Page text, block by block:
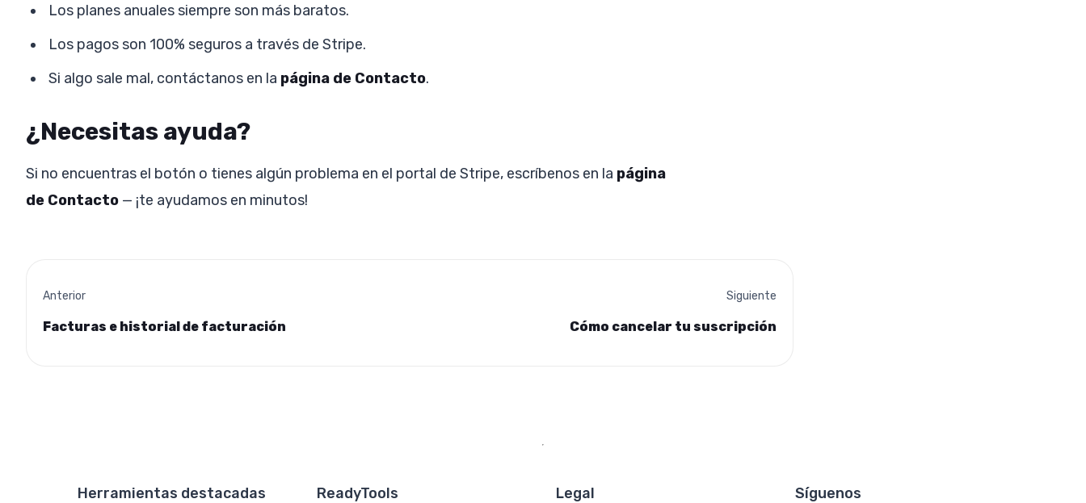
Los planes anuales siempre son más baratos.
Los pagos son 100% seguros a través de Stripe.
Si algo sale mal, contáctanos en la página de Contacto.
¿Necesitas ayuda?
Si no encuentras el botón o tienes algún problema en el portal de Stripe, escríbenos en la página
de Contacto — ¡te ayudamos en minutos!
Anterior
Facturas e historial de facturación
Siguiente
Cómo cancelar tu suscripción
Herramientas destacadas ReadyTools Legal Síguenos